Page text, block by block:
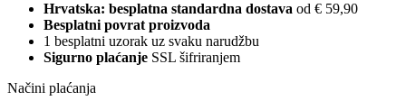
Hrvatska: besplatna standardna dostava od € 59,90
Besplatni povrat proizvoda
1 besplatni uzorak uz svaku narudžbu
Sigurno plaćanje SSL šifriranjem
Načini plaćanja